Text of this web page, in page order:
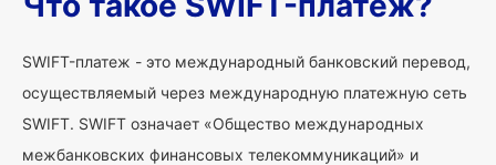
SWIFT-платеж - это международный банковский перевод,
осуществляемый через международную платежную сеть
SWIFT. SWIFT означает «Общество международных
межбанковских финансовых телекоммуникаций» и